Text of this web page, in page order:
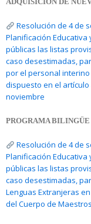
Resolución de 4 de
Planificación Educativa
públicas las listas
caso desestimadas,
por el personal
dispuesto en el artículo
noviembre
PROGRAMA
Resolución de 4 de
Planificación Educativa
públicas las listas
caso desestimadas,
Lenguas Extranjeras
del Cuerpo de Maestros